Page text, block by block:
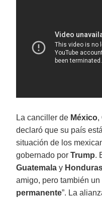
La canciller de México,
declaró que su país
situación de los
gobernado porTrump.
Guatemala y
amigo, pero también un
permanente”. La